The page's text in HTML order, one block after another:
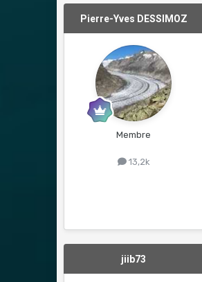
Pierre-Yves DESSIMOZ
Membre
13,2k
jiib73